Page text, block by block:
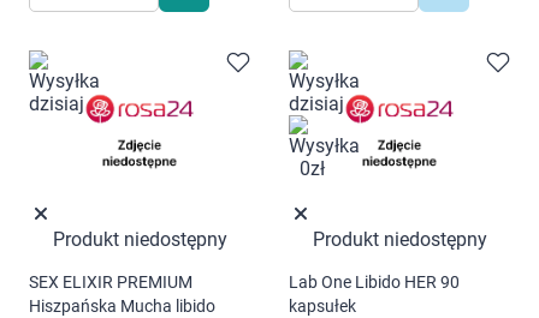
Produkt niedostępny
SEX ELIXIR PREMIUM
Hiszpańska Mucha libido
Produkt niedostępny
Lab One Libido HER 90
kapsułek